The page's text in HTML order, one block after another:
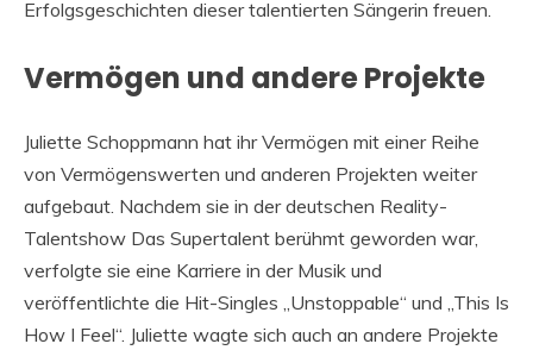
Erfolgsgeschichten dieser talentierten Sängerin freuen.
Vermögen und andere Projekte
Juliette Schoppmann hat ihr Vermögen mit einer Reihe
von Vermögenswerten und anderen Projekten weiter
aufgebaut. Nachdem sie in der deutschen Reality-
Talentshow Das Supertalent berühmt geworden war,
verfolgte sie eine Karriere in der Musik und
veröffentlichte die Hit-Singles „Unstoppable“ und „This Is
How I Feel“. Juliette wagte sich auch an andere Projekte